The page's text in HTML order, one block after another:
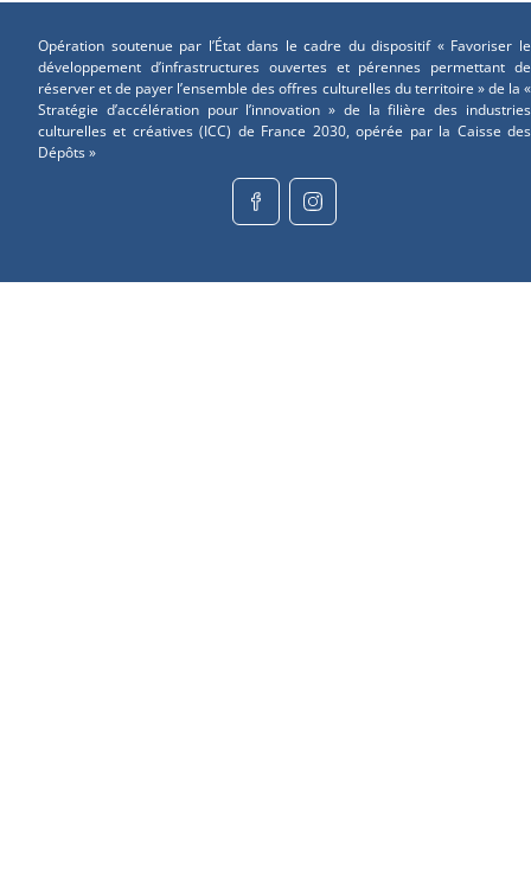
Opération soutenue par l’État dans le cadre du dispositif « Favoriser le
développement d’infrastructures ouvertes et pérennes permettant de
réserver et de payer l’ensemble des offres culturelles du territoire » de la «
Stratégie d’accélération pour l’innovation » de la filière des industries
culturelles et créatives (ICC) de France 2030, opérée par la Caisse des
Dépôts »